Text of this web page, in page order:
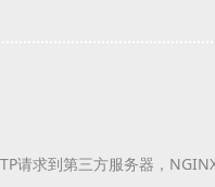
请求到第三方服务器，